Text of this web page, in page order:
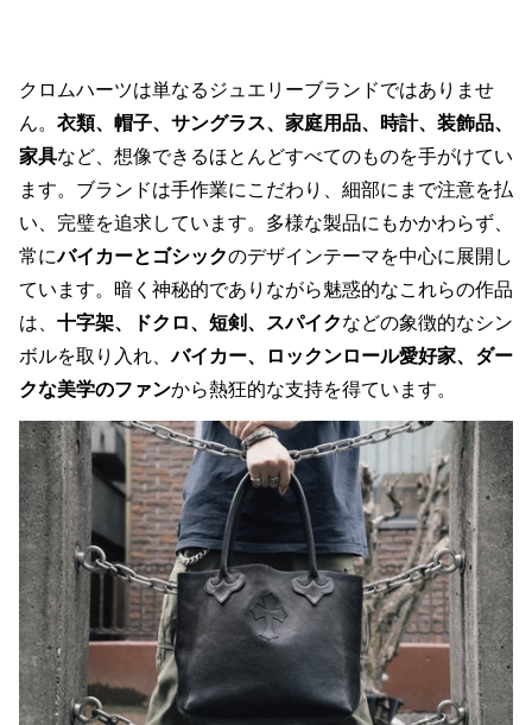
クロムハーツは単なるジュエリーブランドではありませ
ん。 衣類、帽子、サングラス、家庭用品、時計、装飾品、
家具など、想像できるほとんどすべてのものを手がけてい
ます。ブランドは手作業にこだわり、細部にまで注意を払
い、完璧を追求しています。多様な製品にもかかわらず、
常にバイカーとゴシックのデザインテーマを中心に展開し
ています。暗く神秘的でありながら魅惑的なこれらの作品
は、 十字架、ドクロ、短剣、スパイクなどの象徴的なシン
ボルを取り入れ、バイカー、ロックンロール愛好家、ダー
クな美学のファンから熱狂的な支持を得ています。